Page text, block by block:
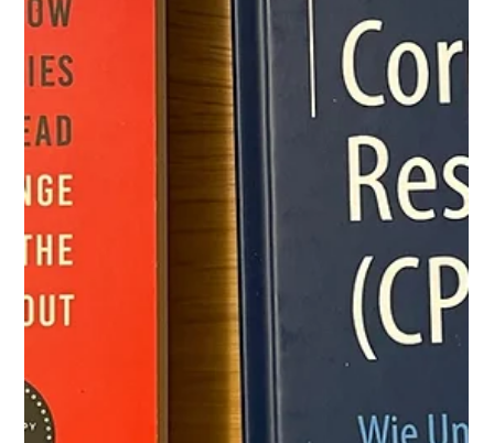
Bohnen stellt CPR
Konzept bei BP-
Lunchtalk vor
Im Rahmen der BP-Lunchtalk Reihe lud Deutschland External
Affairs Director Dr. Ruprecht Brandis am 1. Juni 2021 zur
Diskussion des...